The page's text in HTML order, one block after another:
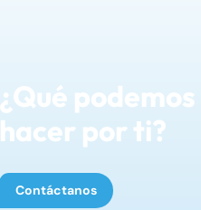
¿Qué podemos
hacer por ti?
Contáctanos